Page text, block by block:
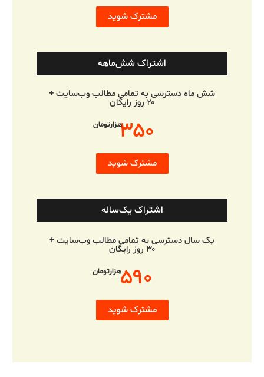
مشترک شوید
اشتراک شش‌ماهه
شش ماه دسترسی به تمامی مطالب وب‌سایت +
۲۰ روز رایگان
۳۵۰هزارتومان
مشترک شوید
اشتراک یک‌ساله
یک سال دسترسی به تمامی مطالب وب‌سایت +
۳۰ روز رایگان
۵۹۰هزارتومان
مشترک شوید